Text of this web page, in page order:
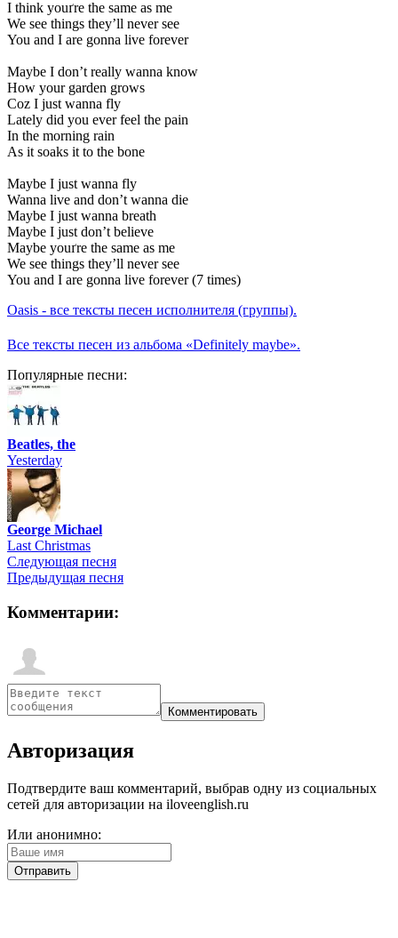
I think youґre the same as me
We see things they’ll never see
You and I are gonna live forever
Maybe I don’t really wanna know
How your garden grows
Coz I just wanna fly
Lately did you ever feel the pain
In the morning rain
As it soaks it to the bone
Maybe I just wanna fly
Wanna live and don’t wanna die
Maybe I just wanna breath
Maybe I just don’t believe
Maybe youґre the same as me
We see things they’ll never see
You and I are gonna live forever (7 times)
Oasis - все тексты песен исполнителя (группы).
Все тексты песен из альбома «Definitely maybe».
Популярные песни:
Beatles, the
Yesterday
George Michael
Last Christmas
Следующая песня
Предыдущая песня
Комментарии:
Авторизация
Подтвердите ваш комментарий, выбрав одну из социальных
сетей для авторизации на iloveenglish.ru
Или анонимно: